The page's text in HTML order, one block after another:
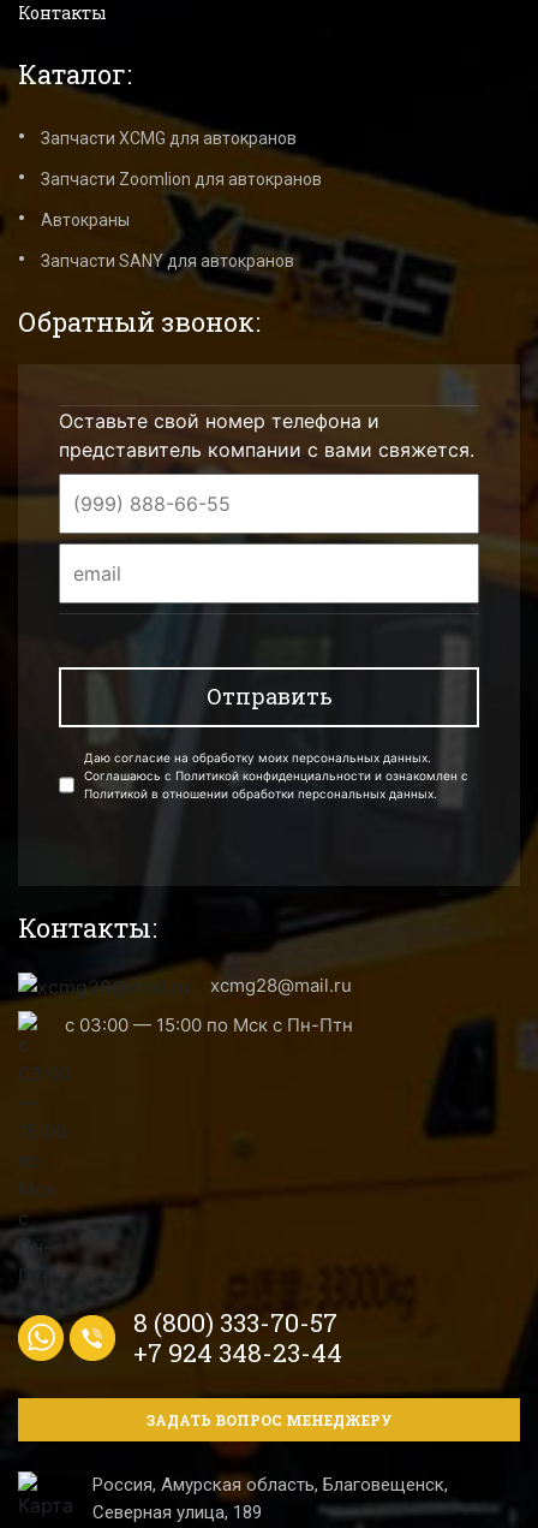
Контакты
Каталог:
Запчасти XCMG для автокранов
Запчасти Zoomlion для автокранов
Автокраны
Запчасти SANY для автокранов
Обратный звонок:
Оставьте свой номер телефона и
представитель компании с вами свяжется.
Даю согласие на обработку моих персональных данных.
Соглашаюсь с Политикой конфиденциальности и ознакомлен с
Политикой в отношении обработки персональных данных.
Контакты:
xcmg28@mail.ru
с 03:00 — 15:00 по Мск с Пн-Птн
8 (800) 333-70-57
+7 924 348-23-44
ЗАДАТЬ ВОПРОС МЕНЕДЖЕРУ
Россия, Амурская область, Благовещенск,
Северная улица, 189